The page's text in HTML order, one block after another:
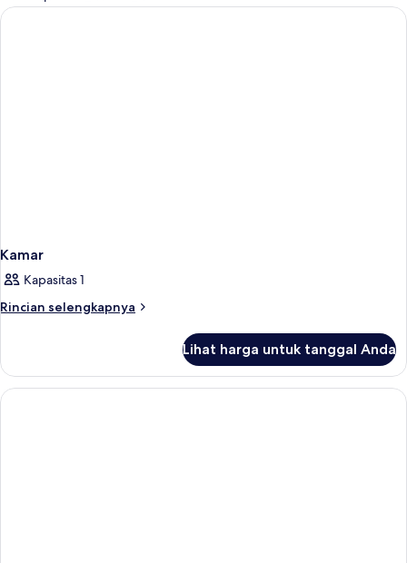
kamar
Kamar
Kapasitas 1
Rincian selengkapnya
Rincian
Kamar
Lihat harga untuk tanggal Anda